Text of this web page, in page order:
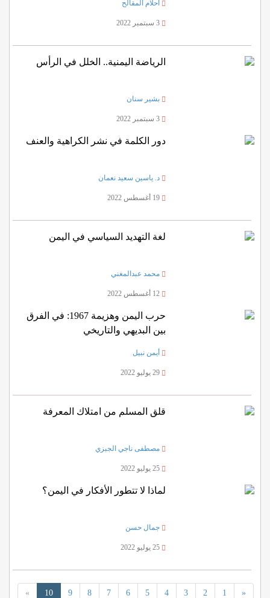
أحلام المقالح
الرياضة اليمنية.. الخلل في الرأس
بشير سنان
دور الكلمة في نشر الكراهية والعنف
د. ياسين سعيد نعمان
لغة التهديد السياسي في اليمن
محمد عبدالمغني
حرب اليمن وهزيمة 1967: في الفرق
بين البديهي والتاريخي
أيمن نبيل
قلق المسلم من امتلاك المعرفة
مصطفى ناجي الجبزي
لماذا لا تتطور الأفكار في اليمن؟
جمال حسن
«
1
2
3
4
5
6
7
8
9
10
»